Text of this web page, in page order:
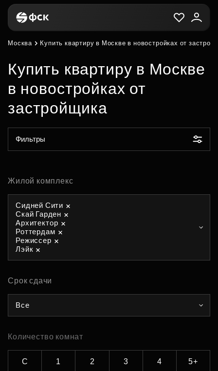
Москва Купить квартиру в Москве в новостройках от
Купить квартиру в Москве
в новостройках от
застройщика
Фильтры
Жилой комплекс
Сидней Сити
Скай Гарден
Архитектор
Роттердам
Режиссер
Лэйк
Срок сдачи
Все
Количество комнат
С 1 2 3 4 5+